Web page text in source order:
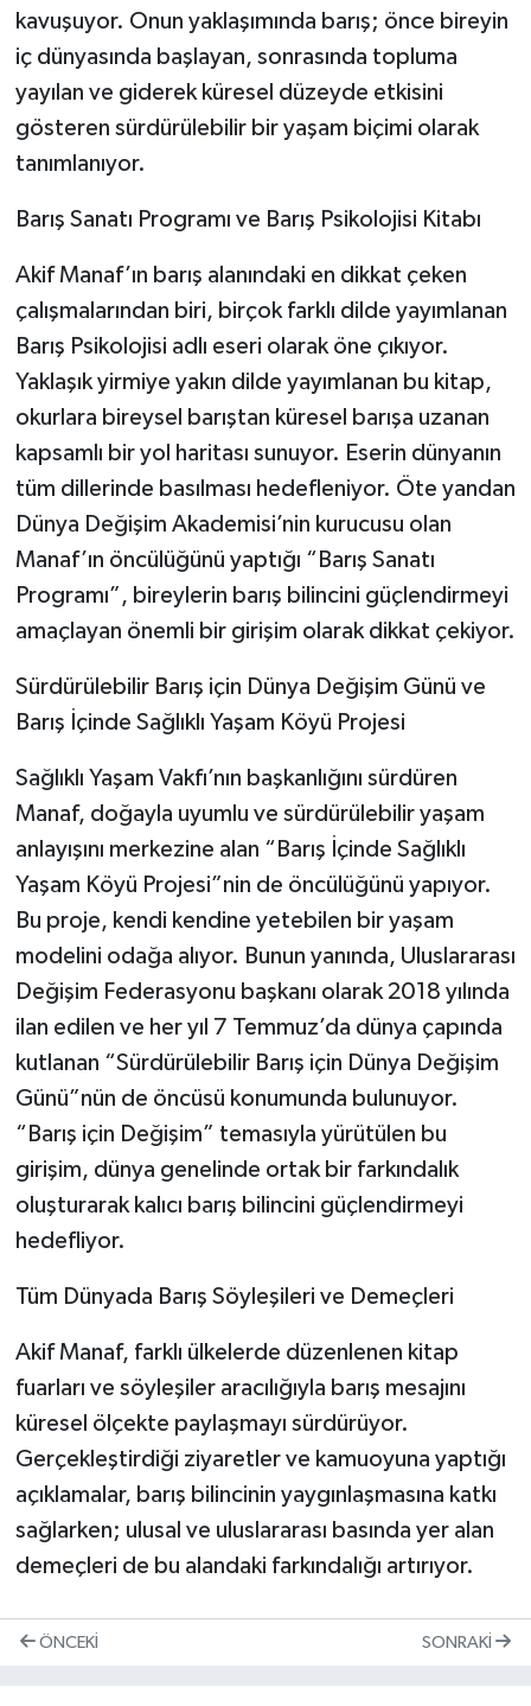
kavuşuyor. Onun yaklaşımında barış; önce bireyin
iç dünyasında başlayan, sonrasında topluma
yayılan ve giderek küresel düzeyde etkisini
gösteren sürdürülebilir bir yaşam biçimi olarak
tanımlanıyor.
Barış Sanatı Programı ve Barış Psikolojisi Kitabı
Akif Manaf’ın barış alanındaki en dikkat çeken
çalışmalarından biri, birçok farklı dilde yayımlanan
Barış Psikolojisi adlı eseri olarak öne çıkıyor.
Yaklaşık yirmiye yakın dilde yayımlanan bu kitap,
okurlara bireysel barıştan küresel barışa uzanan
kapsamlı bir yol haritası sunuyor. Eserin dünyanın
tüm dillerinde basılması hedefleniyor. Öte yandan
Dünya Değişim Akademisi’nin kurucusu olan
Manaf’ın öncülüğünü yaptığı “Barış Sanatı
Programı”, bireylerin barış bilincini güçlendirmeyi
amaçlayan önemli bir girişim olarak dikkat çekiyor.
Sürdürülebilir Barış için Dünya Değişim Günü ve
Barış İçinde Sağlıklı Yaşam Köyü Projesi
Sağlıklı Yaşam Vakfı’nın başkanlığını sürdüren
Manaf, doğayla uyumlu ve sürdürülebilir yaşam
anlayışını merkezine alan “Barış İçinde Sağlıklı
Yaşam Köyü Projesi”nin de öncülüğünü yapıyor.
Bu proje, kendi kendine yetebilen bir yaşam
modelini odağa alıyor. Bunun yanında, Uluslararası
Değişim Federasyonu başkanı olarak 2018 yılında
ilan edilen ve her yıl 7 Temmuz’da dünya çapında
kutlanan “Sürdürülebilir Barış için Dünya Değişim
Günü”nün de öncüsü konumunda bulunuyor.
“Barış için Değişim” temasıyla yürütülen bu
girişim, dünya genelinde ortak bir farkındalık
oluşturarak kalıcı barış bilincini güçlendirmeyi
hedefliyor.
Tüm Dünyada Barış Söyleşileri ve Demeçleri
Akif Manaf, farklı ülkelerde düzenlenen kitap
fuarları ve söyleşiler aracılığıyla barış mesajını
küresel ölçekte paylaşmayı sürdürüyor.
Gerçekleştirdiği ziyaretler ve kamuoyuna yaptığı
açıklamalar, barış bilincinin yaygınlaşmasına katkı
sağlarken; ulusal ve uluslararası basında yer alan
demeçleri de bu alandaki farkındalığı artırıyor.
ÖNCEKI SONRAKI